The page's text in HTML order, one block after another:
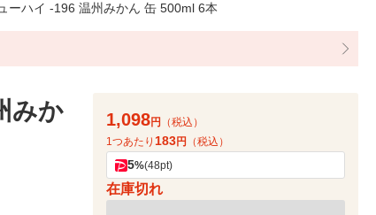
ーハイ -196 温州みかん 缶 500ml 6本
みか
1,098円
（税込）
1つあたり 183円 （税込）
5%(48pt)
在庫切れ